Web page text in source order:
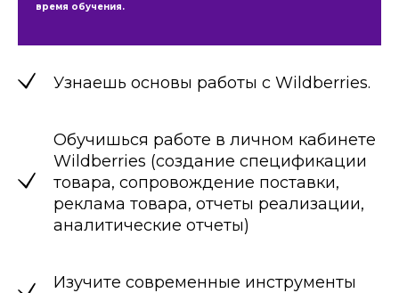
время обучения.
Узнаешь основы работы с Wildberries.
Обучишься работе в личном кабинете
Wildberries (создание спецификации
товара, сопровождение поставки,
реклама товара, отчеты реализации,
аналитические отчеты)
Изучите современные инструменты